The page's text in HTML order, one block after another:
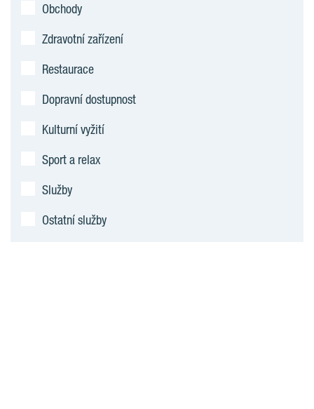
Obchody
Zdravotní zařízení
Restaurace
Dopravní dostupnost
Kulturní vyžití
Sport a relax
Služby
Ostatní služby